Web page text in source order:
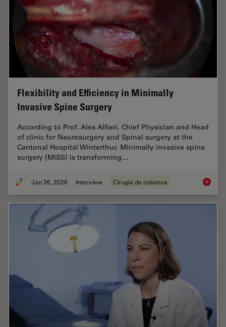
Flexibility and Efficiency in Minimally
Invasive Spine Surgery
According to Prof. Alex Alfieri, Chief Physician and Head
of clinic for Neurosurgery and Spinal surgery at the
Cantonal Hospital Winterthur, Minimally invasive spine
surgery (MISS) is transforming…
Jan 26, 2026 Interview Cirugía de columna